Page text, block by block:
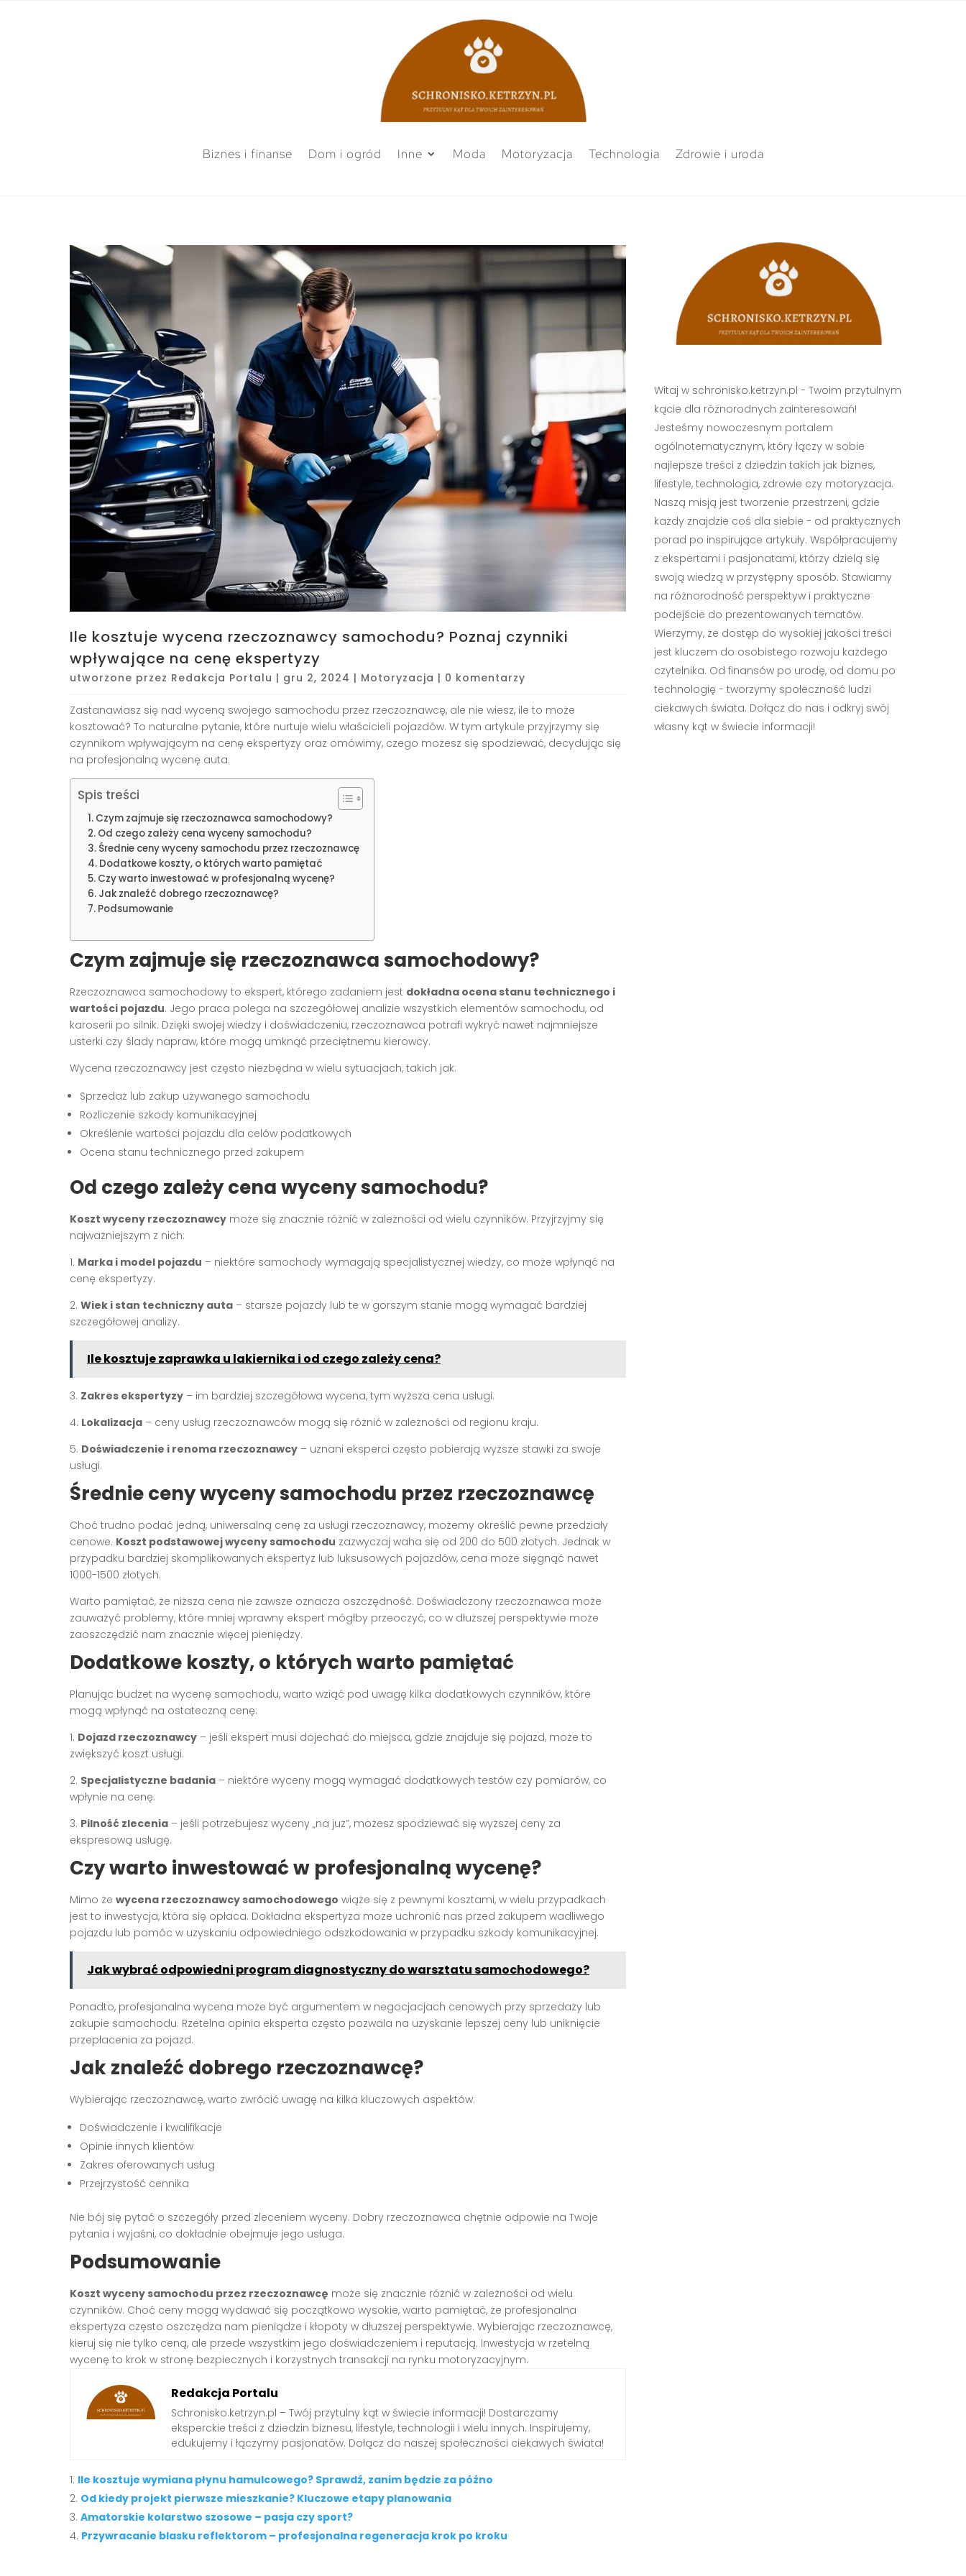
Biznes i finanse Dom i ogród Inne Moda Motoryzacja Technologia Zdrowie i uroda
Ile kosztuje wycena rzeczoznawcy samochodu? Poznaj czynniki
wpływające na cenę ekspertyzy
utworzone przez Redakcja Portalu | gru 2, 2024 | Motoryzacja | 0 komentarzy
Zastanawiasz się nad wyceną swojego samochodu przez rzeczoznawcę, ale nie wiesz, ile to może
kosztować? To naturalne pytanie, które nurtuje wielu właścicieli pojazdów. W tym artykule przyjrzymy się
czynnikom wpływającym na cenę ekspertyzy oraz omówimy, czego możesz się spodziewać, decydując się
na profesjonalną wycenę auta.
Spis treści
Czym zajmuje się rzeczoznawca samochodowy?
Od czego zależy cena wyceny samochodu?
Średnie ceny wyceny samochodu przez rzeczoznawcę
Dodatkowe koszty, o których warto pamiętać
Czy warto inwestować w profesjonalną wycenę?
Jak znaleźć dobrego rzeczoznawcę?
Podsumowanie
Czym zajmuje się rzeczoznawca samochodowy?
Rzeczoznawca samochodowy to ekspert, którego zadaniem jest dokładna ocena stanu technicznego i
wartości pojazdu. Jego praca polega na szczegółowej analizie wszystkich elementów samochodu, od
karoserii po silnik. Dzięki swojej wiedzy i doświadczeniu, rzeczoznawca potrafi wykryć nawet najmniejsze
usterki czy ślady napraw, które mogą umknąć przeciętnemu kierowcy.
Wycena rzeczoznawcy jest często niezbędna w wielu sytuacjach, takich jak:
Sprzedaż lub zakup używanego samochodu
Rozliczenie szkody komunikacyjnej
Określenie wartości pojazdu dla celów podatkowych
Ocena stanu technicznego przed zakupem
Od czego zależy cena wyceny samochodu?
Koszt wyceny rzeczoznawcy może się znacznie różnić w zależności od wielu czynników. Przyjrzyjmy się
najważniejszym z nich:
1. Marka i model pojazdu – niektóre samochody wymagają specjalistycznej wiedzy, co może wpłynąć na
cenę ekspertyzy.
2. Wiek i stan techniczny auta – starsze pojazdy lub te w gorszym stanie mogą wymagać bardziej
szczegółowej analizy.
Ile kosztuje zaprawka u lakiernika i od czego zależy cena?
3. Zakres ekspertyzy – im bardziej szczegółowa wycena, tym wyższa cena usługi.
4. Lokalizacja – ceny usług rzeczoznawców mogą się różnić w zależności od regionu kraju.
5. Doświadczenie i renoma rzeczoznawcy – uznani eksperci często pobierają wyższe stawki za swoje
usługi.
Średnie ceny wyceny samochodu przez rzeczoznawcę
Choć trudno podać jedną, uniwersalną cenę za usługi rzeczoznawcy, możemy określić pewne przedziały
cenowe. Koszt podstawowej wyceny samochodu zazwyczaj waha się od 200 do 500 złotych. Jednak w
przypadku bardziej skomplikowanych ekspertyz lub luksusowych pojazdów, cena może sięgnąć nawet
1000-1500 złotych.
Warto pamiętać, że niższa cena nie zawsze oznacza oszczędność. Doświadczony rzeczoznawca może
zauważyć problemy, które mniej wprawny ekspert mógłby przeoczyć, co w dłuższej perspektywie może
zaoszczędzić nam znacznie więcej pieniędzy.
Dodatkowe koszty, o których warto pamiętać
Planując budżet na wycenę samochodu, warto wziąć pod uwagę kilka dodatkowych czynników, które
mogą wpłynąć na ostateczną cenę:
1. Dojazd rzeczoznawcy – jeśli ekspert musi dojechać do miejsca, gdzie znajduje się pojazd, może to
zwiększyć koszt usługi.
2. Specjalistyczne badania – niektóre wyceny mogą wymagać dodatkowych testów czy pomiarów, co
wpłynie na cenę.
3. Pilność zlecenia – jeśli potrzebujesz wyceny „na już”, możesz spodziewać się wyższej ceny za
ekspresową usługę.
Czy warto inwestować w profesjonalną wycenę?
Mimo że wycena rzeczoznawcy samochodowego wiąże się z pewnymi kosztami, w wielu przypadkach
jest to inwestycja, która się opłaca. Dokładna ekspertyza może uchronić nas przed zakupem wadliwego
pojazdu lub pomóc w uzyskaniu odpowiedniego odszkodowania w przypadku szkody komunikacyjnej.
Jak wybrać odpowiedni program diagnostyczny do warsztatu samochodowego?
Ponadto, profesjonalna wycena może być argumentem w negocjacjach cenowych przy sprzedaży lub
zakupie samochodu. Rzetelna opinia eksperta często pozwala na uzyskanie lepszej ceny lub uniknięcie
przepłacenia za pojazd.
Jak znaleźć dobrego rzeczoznawcę?
Wybierając rzeczoznawcę, warto zwrócić uwagę na kilka kluczowych aspektów:
Doświadczenie i kwalifikacje
Opinie innych klientów
Zakres oferowanych usług
Przejrzystość cennika
Nie bój się pytać o szczegóły przed zleceniem wyceny. Dobry rzeczoznawca chętnie odpowie na Twoje
pytania i wyjaśni, co dokładnie obejmuje jego usługa.
Podsumowanie
Koszt wyceny samochodu przez rzeczoznawcę może się znacznie różnić w zależności od wielu
czynników. Choć ceny mogą wydawać się początkowo wysokie, warto pamiętać, że profesjonalna
ekspertyza często oszczędza nam pieniądze i kłopoty w dłuższej perspektywie. Wybierając rzeczoznawcę,
kieruj się nie tylko ceną, ale przede wszystkim jego doświadczeniem i reputacją. Inwestycja w rzetelną
wycenę to krok w stronę bezpiecznych i korzystnych transakcji na rynku motoryzacyjnym.
Redakcja Portalu
Schronisko.ketrzyn.pl – Twój przytulny kąt w świecie informacji! Dostarczamy
eksperckie treści z dziedzin biznesu, lifestyle, technologii i wielu innych. Inspirujemy,
edukujemy i łączymy pasjonatów. Dołącz do naszej społeczności ciekawych świata!
Ile kosztuje wymiana płynu hamulcowego? Sprawdź, zanim będzie za późno
Od kiedy projekt pierwsze mieszkanie? Kluczowe etapy planowania
Amatorskie kolarstwo szosowe – pasja czy sport?
Przywracanie blasku reflektorom – profesjonalna regeneracja krok po kroku
Witaj w schronisko.ketrzyn.pl - Twoim przytulnym
kącie dla różnorodnych zainteresowań!
Jesteśmy nowoczesnym portalem
ogólnotematycznym, który łączy w sobie
najlepsze treści z dziedzin takich jak biznes,
lifestyle, technologia, zdrowie czy motoryzacja.
Naszą misją jest tworzenie przestrzeni, gdzie
każdy znajdzie coś dla siebie - od praktycznych
porad po inspirujące artykuły. Współpracujemy
z ekspertami i pasjonatami, którzy dzielą się
swoją wiedzą w przystępny sposób. Stawiamy
na różnorodność perspektyw i praktyczne
podejście do prezentowanych tematów.
Wierzymy, że dostęp do wysokiej jakości treści
jest kluczem do osobistego rozwoju każdego
czytelnika. Od finansów po urodę, od domu po
technologię - tworzymy społeczność ludzi
ciekawych świata. Dołącz do nas i odkryj swój
własny kąt w świecie informacji!